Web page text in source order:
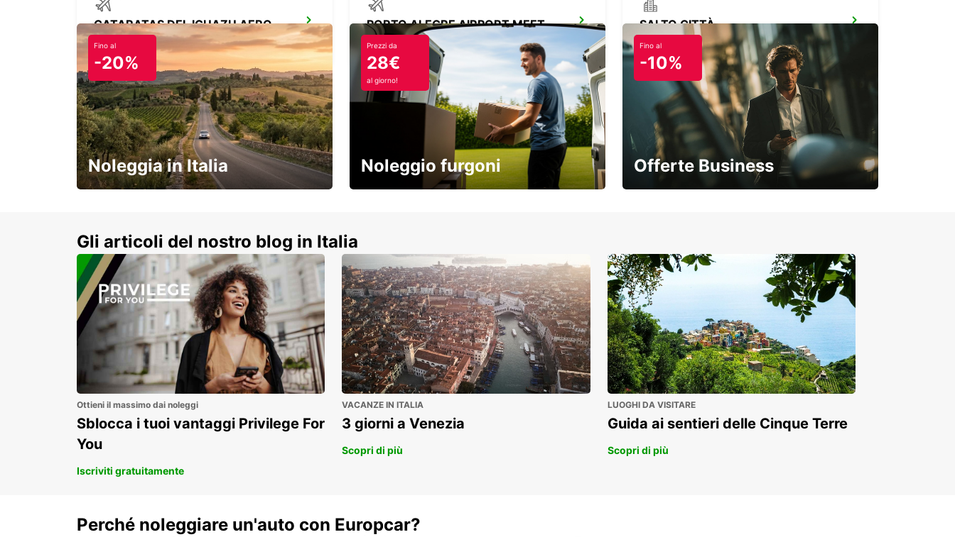
CATARATAS DEL IGUAZU AEROPORTO
IGUAZU - ARGENTINA
PORTO ALEGRE AIRPORT MEET AND GREET
PORTO ALEGRE - BRAZIL
SALTO CITTÀ
SALTO - URUGUAY
DURAZNO CITTÀ
DURAZNO - URUGUAY
Fino al
-20%
Noleggia in Italia
Prezzi da
28€
al giorno!
Noleggio furgoni
Fino al
-10%
Offerte Business
Gli articoli del nostro blog in Italia
Ottieni il massimo dai noleggi
Sblocca i tuoi vantaggi Privilege For
You
Iscriviti gratuitamente
VACANZE IN ITALIA
3 giorni a Venezia
Scopri di più
LUOGHI DA VISITARE
Guida ai sentieri delle Cinque Terre
Scopri di più
Perché noleggiare un'auto con Europcar?